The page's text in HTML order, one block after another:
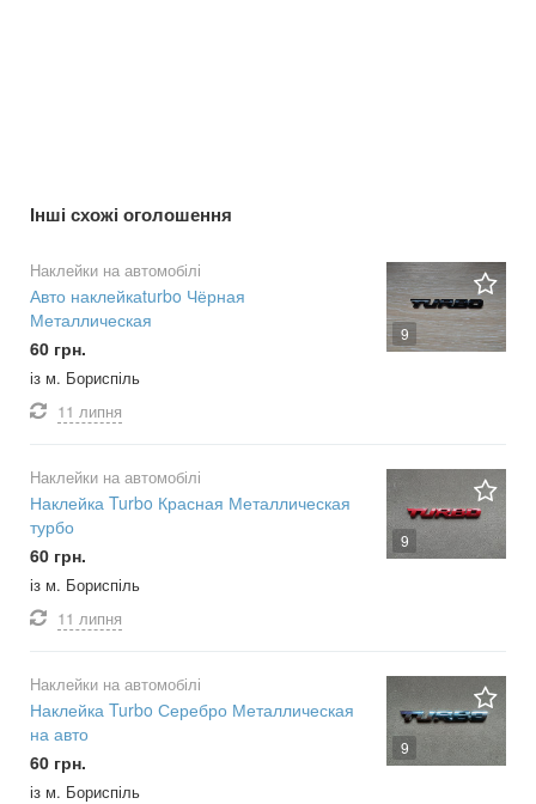
Інші схожі оголошення
9
Наклейки на автомобілі
Авто наклейкаturbo Чёрная
Металлическая
60 грн.
із м. Бориспіль
11 липня
9
Наклейки на автомобілі
Наклейка Turbo Красная Металлическая
турбо
60 грн.
із м. Бориспіль
11 липня
9
Наклейки на автомобілі
Наклейка Turbo Серебро Металлическая
на авто
60 грн.
із м. Бориспіль